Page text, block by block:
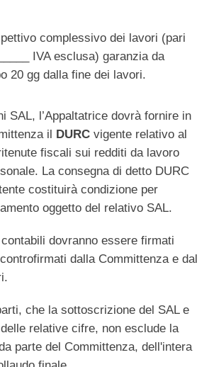
complessivo dei lavori (pari
IVA esclusa) garanzia da
20 gg dalla fine dei lavori.
SAL, l’Appaltatrice dovrà fornire in
il DURC vigente relativo al
fiscali sui redditi da lavoro
La consegna di detto DURC
costituirà condizione per
oggetto del relativo SAL.
dovranno essere firmati
dalla Committenza e dal
che la sottoscrizione del SAL e
relative cifre, non esclude la
parte del Committenza, dell'intera